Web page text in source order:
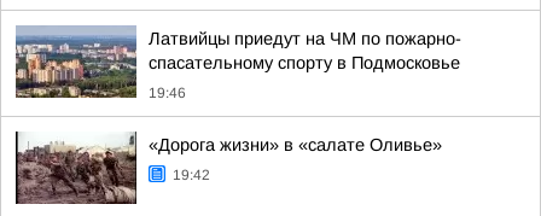
Латвийцы приедут на ЧМ по пожарно-
спасательному спорту в Подмосковье
19:46
«Дорога жизни» в «салате Оливье»
19:42